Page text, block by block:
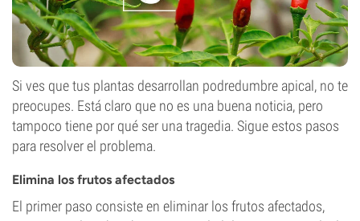
Si ves que tus plantas desarrollan podredumbre apical, no te
preocupes. Está claro que no es una buena noticia, pero
tampoco tiene por qué ser una tragedia. Sigue estos pasos
para resolver el problema.
Elimina los frutos afectados
El primer paso consiste en eliminar los frutos afectados,